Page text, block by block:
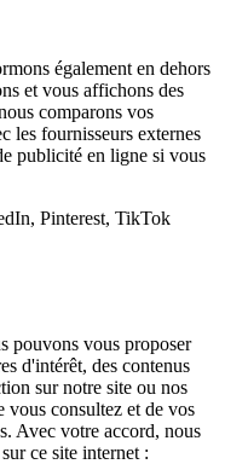
également en dehors
et vous affichons des
comparons vos
les fournisseurs externes
publicité en ligne si vous
Pinterest, TikTok
pouvons vous proposer
d'intérêt, des contenus
sur notre site ou nos
vous consultez et de vos
Avec votre accord, nous
ce site internet :